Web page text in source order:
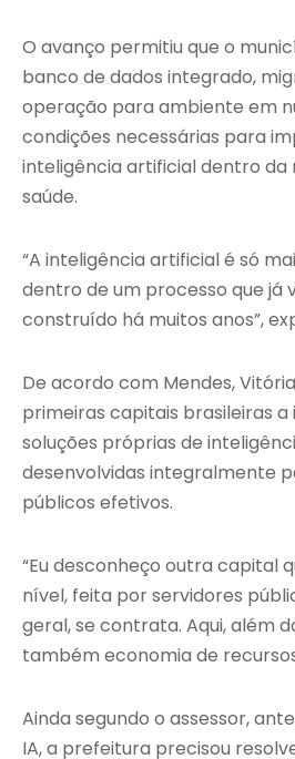
O avanço permitiu que o
banco de dados integrado,
operação para ambiente em
condições necessárias para
inteligência artificial dentro da
saúde.
“A inteligência artificial é só
dentro de um processo que já
construído há muitos anos”,
De acordo com Mendes,
primeiras capitais brasileiras
soluções próprias de
desenvolvidas integralmente
públicos efetivos.
“Eu desconheço outra capital
nível, feita por servidores
geral, se contrata. Aqui, além
também economia de
Ainda segundo o assessor,
IA, a prefeitura precisou